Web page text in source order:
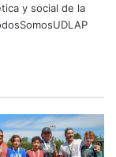
y social de la